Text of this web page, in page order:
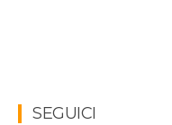
SEGUICI